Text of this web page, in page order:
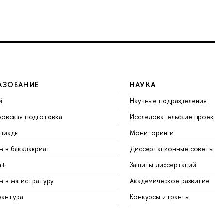
подготовка
в бакалавриат
в магистратуру
НАУКА
Научные подразделения
Исследовательские
Мониторинги
Диссертационные советы
Защиты диссертаций
Академическое развитие
Конкурсы и гранты